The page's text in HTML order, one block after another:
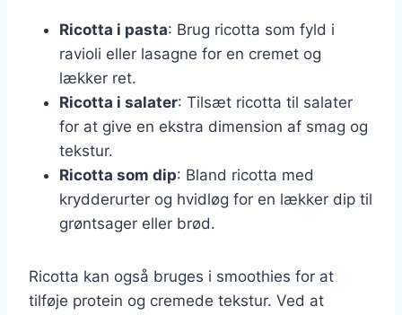
Ricotta i pasta: Brug ricotta som fyld i
ravioli eller lasagne for en cremet og
lækker ret.
Ricotta i salater: Tilsæt ricotta til salater
for at give en ekstra dimension af smag og
tekstur.
Ricotta som dip: Bland ricotta med
krydderurter og hvidløg for en lækker dip til
grøntsager eller brød.
Ricotta kan også bruges i smoothies for at
tilføje protein og cremede tekstur. Ved at